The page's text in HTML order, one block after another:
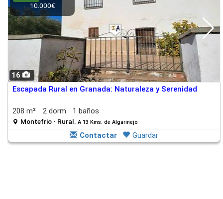
16
10.000€
Escapada Rural en Granada: Naturaleza y Serenidad
208 m² 2 dorm. 1 baños
Montefrio - Rural. A 13 Kms. de Algarinejo
Contactar Guardar